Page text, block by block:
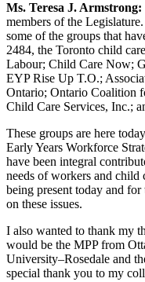
Ms. Teresa J. Armstrong:
members of the
some of the groups that
2484, the Toronto child
Labour; Child Care Now;
EYP Rise Up T.O.;
Ontario; Ontario Coalition
Child Care Services, Inc.;
These groups are here
Early Years Workforce
have been integral
needs of workers and
being present today and
on these issues.
I also wanted to thank my
would be the MPP from
University–Rosedale and
special thank you to my